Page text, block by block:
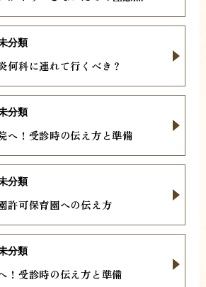
何科に連れて行くべき？
分類
へ！受診時の伝え方と準備
分類
許可保育園への伝え方
分類
！受診時の伝え方と準備
分類